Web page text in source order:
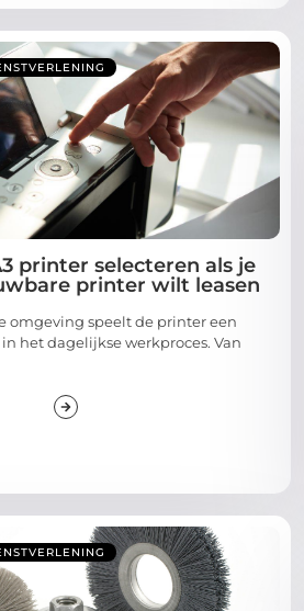
printer selecteren als je
printer wilt leasen
omgeving speelt de printer een
het dagelijkse werkproces. Van